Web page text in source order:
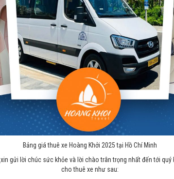
Bảng giá thuê xe Hoàng Khởi 2025 tại Hồ Chí Minh
xin gửi lời chúc sức khỏe và lời chào trân trọng nhất đến tới quý
cho thuê xe như sau: